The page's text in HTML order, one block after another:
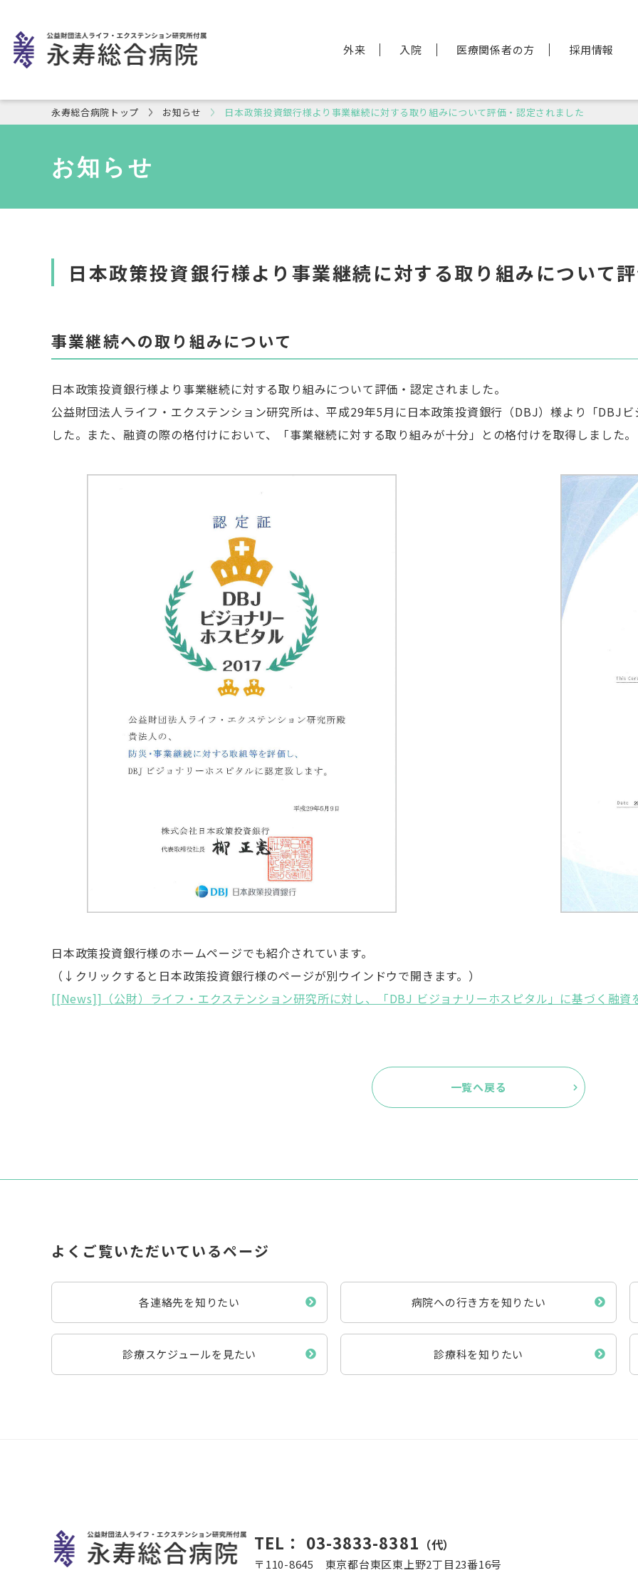
外来 入院 医療関係者の方 採用情報
永寿総合病院トップ お知らせ 日本政策投資銀行様より事業継続に対する取り組みについて評価・認定されました
お知らせ
日本政策投資銀行様より事業継続に対する取り組みについて
事業継続への取り組みについて
日本政策投資銀行様より事業継続に対する取り組みについて評価・認定されました。
公益財団法人ライフ・エクステンション研究所は、平成29年5月に日本政策投資銀行（DBJ）様より「DBJ
した。また、融資の際の格付けにおいて、「事業継続に対する取り組みが十分」との格付けを取得しました。
日本政策投資銀行様のホームページでも紹介されています。
（↓クリックすると日本政策投資銀行様のページが別ウインドウで開きます。）
[[News]]（公財）ライフ・エクステンション研究所に対し、「DBJ ビジョナリーホスピタル」に基づく融資
一覧へ戻る
よくご覧いただいているページ
各連絡先を知りたい 病院への行き方を知りたい
診療スケジュールを見たい 診療科を知りたい
TEL： 03-3833-8381 （代）
〒110-8645 東京都台東区東上野2丁目23番16号